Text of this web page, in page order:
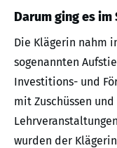
Darum ging es
Die Klägerin nahm
sogenannten
Investitions- und
mit Zuschüssen
wurden der